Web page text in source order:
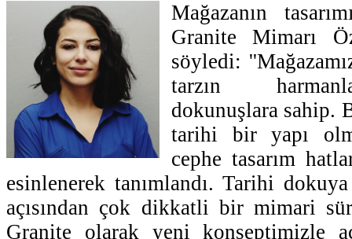
Mağazanın
Granite Mimarı
söyledi:
tarzın
dokunuşlara sahip.
tarihi bir yapı
cephe tasarım
esinlenerek tanımlandı. Tarihi
açısından çok dikkatli bir mimari
Granite olarak yeni konseptimizle